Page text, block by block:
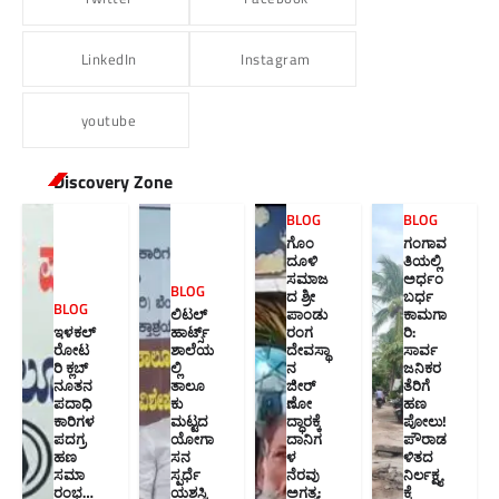
LinkedIn Instagram
youtube
Discovery Zone
BLOG
ಇಳಕಲ್
ರೋಟ
ರಿ ಕ್ಲಬ್
ನೂತನ‌
ಪದಾಧಿ
ಕಾರಿಗಳ
ಪದಗ್ರ
ಹಣ
ಸಮಾ
ರಂಭ…
BLOG
ಲಿಟಲ್
ಹಾರ್ಟ್ಸ್
ಶಾಲೆಯ
ಲ್ಲಿ
ತಾಲೂ
ಕು
ಮಟ್ಟದ
ಯೋಗಾ
ಸನ
ಸ್ಪರ್ಧೆ
ಯಶಸ್ವಿ
BLOG
ಗೊಂ
ದೂಳಿ
ಸಮಾಜ
ದ ಶ್ರೀ
ಪಾಂಡು
ರಂಗ
ದೇವಸ್ಥಾ
ನ
ಜೀರ್
ಣೋ
ದ್ಧಾರಕ್ಕೆ
ದಾನಿಗ
ಳ
ನೆರವು
ಅಗತ್ಯ:
BLOG
ಗಂಗಾವ
ತಿಯಲ್ಲಿ
ಅರ್ಧಂ
ಬರ್ಧ
ಕಾಮಗಾ
ರಿ:
ಸಾರ್ವ
ಜನಿಕರ
ತೆರಿಗೆ
ಹಣ
ಪೋಲು!
ಪೌರಾಡ
ಳಿತದ
ನಿರ್ಲಕ್ಷ್ಯ
ಕ್ಕೆ